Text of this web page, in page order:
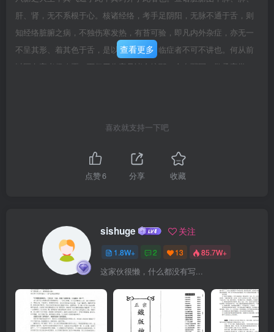
肝、肾，无不系根于心。核诸经络，考手足阴阳，无脉不通于舌，则
知经络脏腑之病，不独伤寒发热，有苔可验，即凡内外杂症，亦无一
不呈其形、着其色于舌，是以验舌一法，临症者不可不讲也。何从前
以医名家者俱略焉，而仅于伤寒见诸金镜耶？余自弱冠，敬承家学，
而绎其所以其意当参，其法勿泥者，乃见东庄所云，真实获我心也。
于是临症之下，于舌必看其形、审其色、合诸脉症，而有心得其秘
焉。据舌以分虚实，而虚实不爽焉：据舌以分阴阳，而阴阳不谬焉：
泻寒喧，投之辄神其应。人以见之无不真、投之无不应也，未有不称
以为奇者。不知余于四诊之中，于舌更有独得之秘也。然独得之秘，
究何秘哉，不过同得之理耳。临症者诚潜心而有会焉，则分之而脏腑
各一阴阳也，阴阳各一虚实也，理周而法到，可以补金镜之所未及，
而正不止三十六舌也：合之而脏腑同此阴阳也，阴阳同此虚实也，理
圆而法活，可以裁金镜之所未合，而并不必三十六舌也。分而分之，
查看更多
喜欢就支持一下吧
点赞6 分享 收藏
sishuge 关注
1.8W+ 2 13 85.7W+
这家伙很懒，什么都没有写...